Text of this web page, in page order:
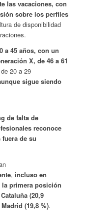
las vacaciones, con
sobre los perfiles
de disponibilidad
a 45 años, con un
X, de 46 a 61
20 a 29
sigue siendo
de falta de
reconoce
de su
, incluso en
primera posición
Cataluña (20,9
(19,8 %).